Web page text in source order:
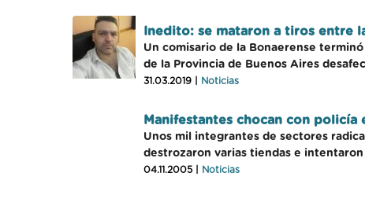
Inedito: se mataron a tiros entre
Un comisario de la Bonaerense
de la Provincia de Buenos Aires
31.03.2019 | Noticias
Manifestantes chocan con policía
Unos mil integrantes de sectores
destrozaron varias tiendas e
04.11.2005 | Noticias